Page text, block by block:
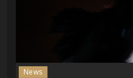
News